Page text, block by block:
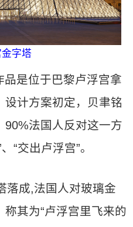
字塔
品是位于巴黎卢浮宫拿
设计方案初定，贝聿铭
90%法国人反对这一方
“交出卢浮宫”。
落成,法国人对玻璃金
其为“卢浮宫里飞来的